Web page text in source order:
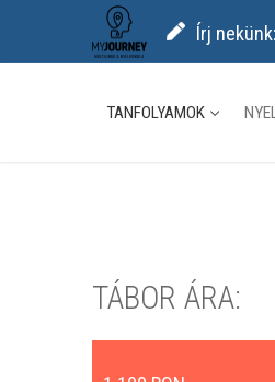
Írj
TANFOLYAMOK
TÁBOR ÁRA: